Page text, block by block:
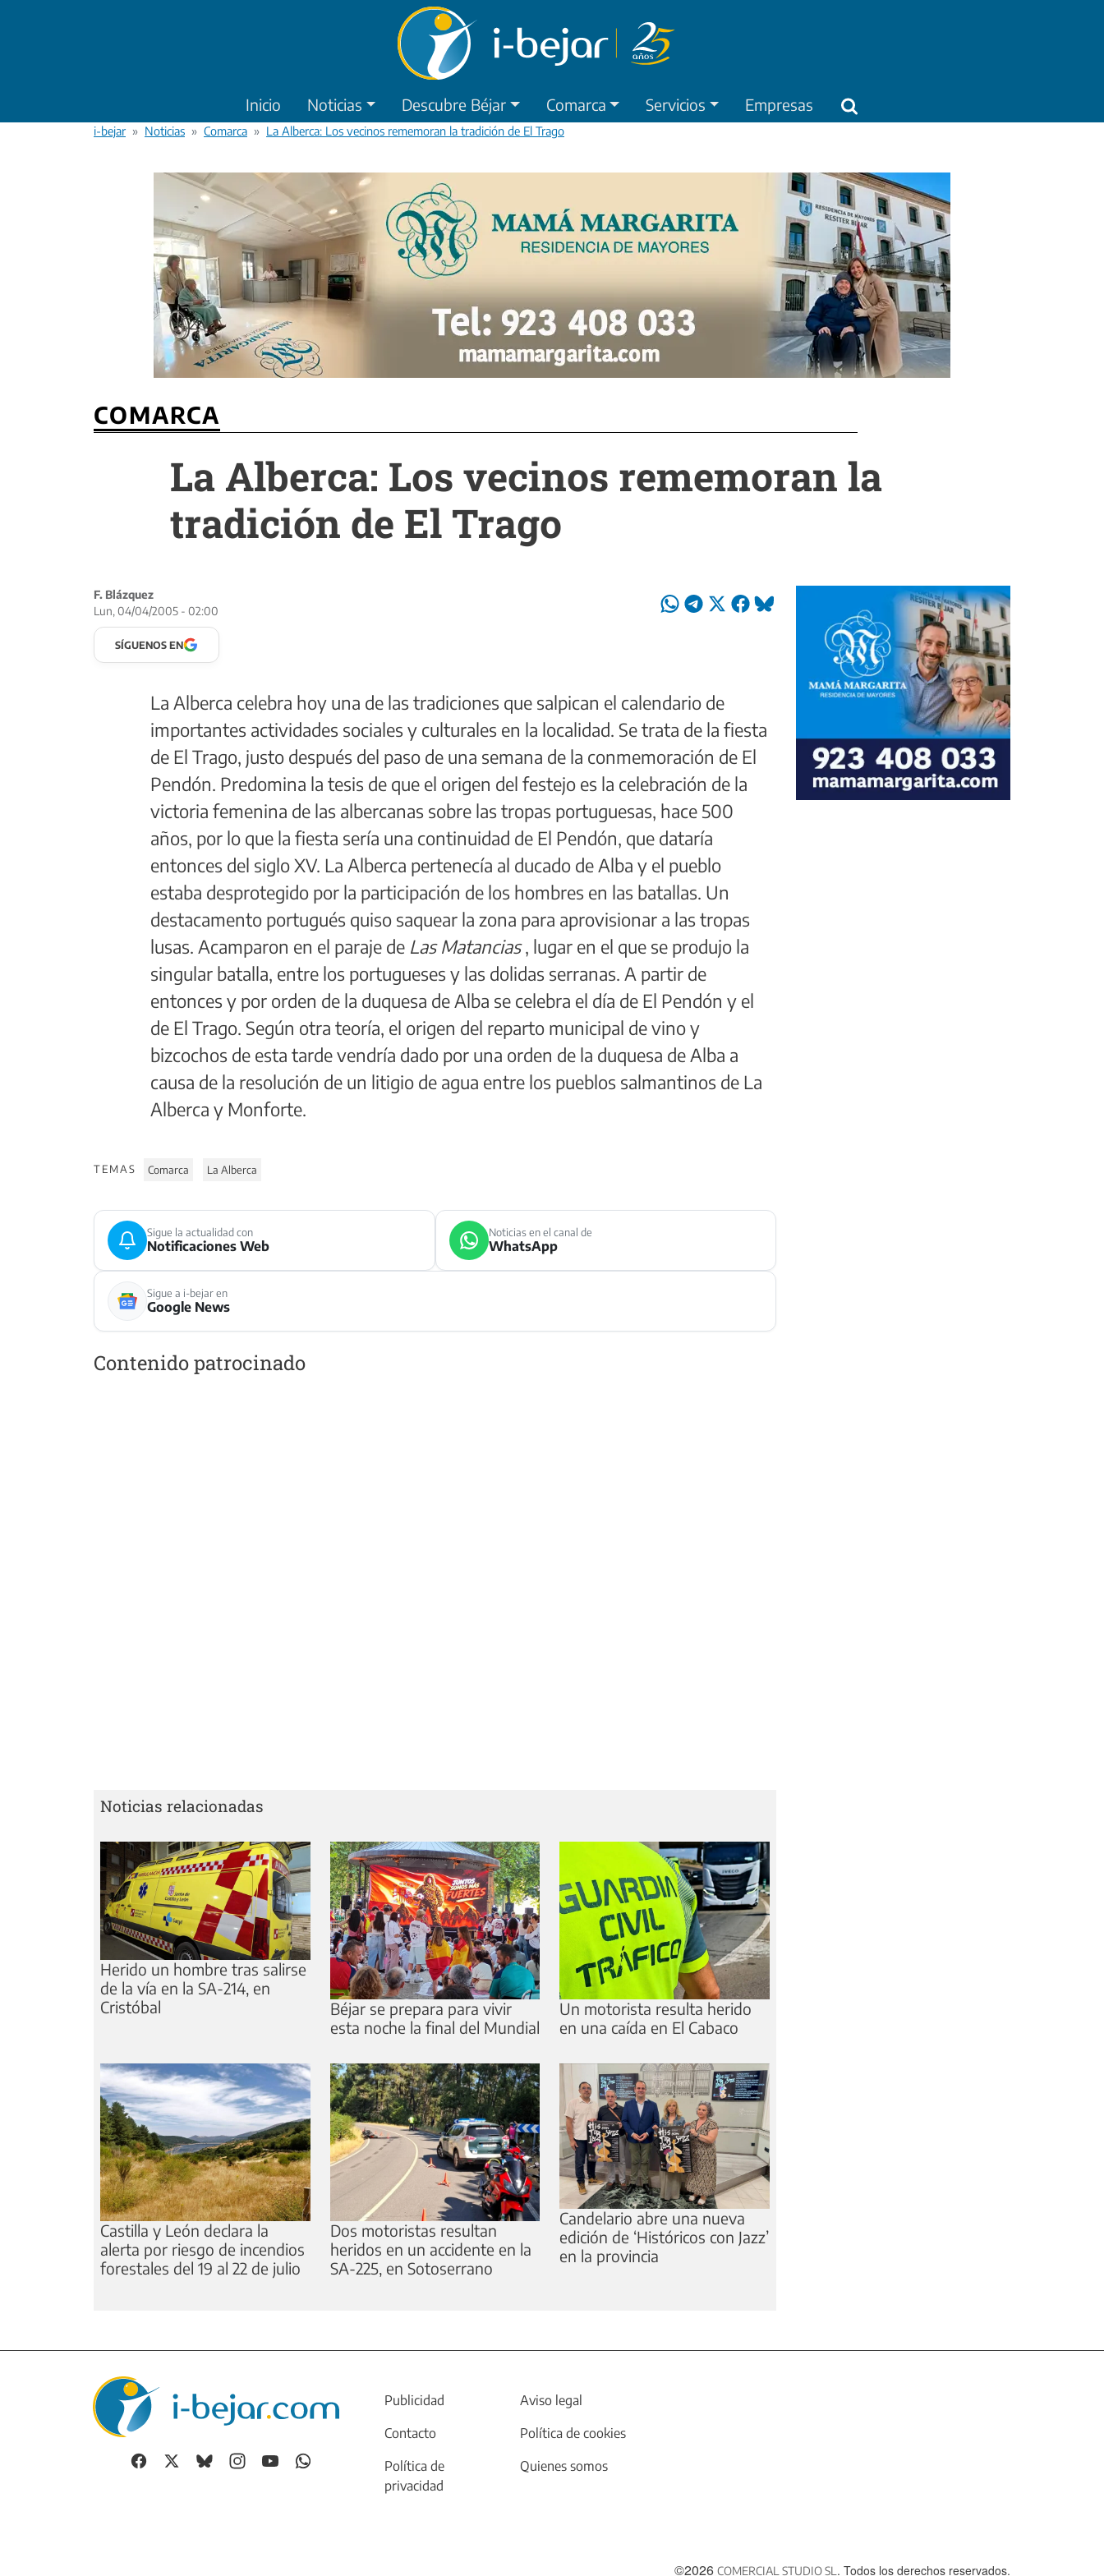
Inicio Noticias Descubre Béjar Comarca Servicios Empresas
i-bejar Noticias Comarca La Alberca: Los vecinos rememoran la tradición de El Trago
COMARCA
La Alberca: Los vecinos rememoran la
tradición de El Trago
F. Blázquez
Lun, 04/04/2005 - 02:00
SÍGUENOS EN
La Alberca celebra hoy una de las tradiciones que salpican el calendario de
importantes actividades sociales y culturales en la localidad. Se trata de la fiesta
de El Trago, justo después del paso de una semana de la conmemoración de El
Pendón. Predomina la tesis de que el origen del festejo es la celebración de la
victoria femenina de las albercanas sobre las tropas portuguesas, hace 500
años, por lo que la fiesta sería una continuidad de El Pendón, que dataría
entonces del siglo XV. La Alberca pertenecía al ducado de Alba y el pueblo
estaba desprotegido por la participación de los hombres en las batallas. Un
destacamento portugués quiso saquear la zona para aprovisionar a las tropas
lusas. Acamparon en el paraje de Las Matancias, lugar en el que se produjo la
singular batalla, entre los portugueses y las dolidas serranas. A partir de
entonces y por orden de la duquesa de Alba se celebra el día de El Pendón y el
de El Trago. Según otra teoría, el origen del reparto municipal de vino y
bizcochos de esta tarde vendría dado por una orden de la duquesa de Alba a
causa de la resolución de un litigio de agua entre los pueblos salmantinos de La
Alberca y Monforte.
TEMAS Comarca La Alberca
Sigue la actualidad con
Notificaciones Web
Noticias en el canal de
WhatsApp
Sigue a i-bejar en
Google News
Contenido patrocinado
Noticias relacionadas
Herido un hombre tras salirse
de la vía en la SA-214, en
Cristóbal
Béjar se prepara para vivir
esta noche la final del Mundial
Un motorista resulta herido
en una caída en El Cabaco
Castilla y León declara la
alerta por riesgo de incendios
forestales del 19 al 22 de julio
Dos motoristas resultan
heridos en un accidente en la
SA-225, en Sotoserrano
Candelario abre una nueva
edición de ‘Históricos con Jazz’
en la provincia
Publicidad
Aviso legal
Contacto
Política de cookies
Política de
privacidad
Quienes somos
©2026 COMERCIAL STUDIO SL . Todos los derechos reservados.